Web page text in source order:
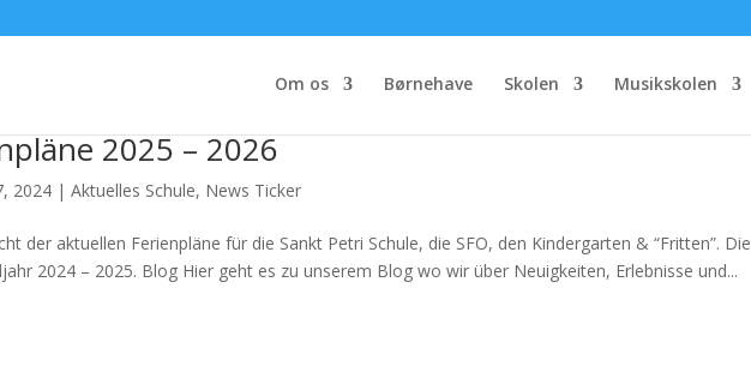
Om os Børnehave Skolen Musikskolen
2025 – 2026
2024 |Aktuelles Schule, News Ticker
der aktuellen Ferienpläne für die Sankt Petri Schule, die SFO, den Kindergarten & “Fritten”. Die
2024 – 2025. Blog Hier geht es zu unserem Blog wo wir über Neuigkeiten, Erlebnisse und...